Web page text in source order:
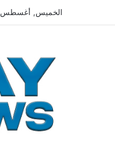
الخميس, أغسطس 6 2026